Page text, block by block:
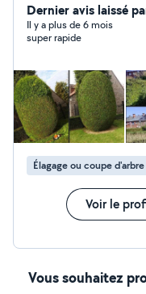
Dernier avis laissé
Il y a plus de 6 mois
super rapide
Élagage ou coupe d'arbre
Voir le
Vous souhaitez